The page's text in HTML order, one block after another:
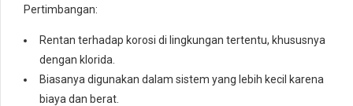
Pertimbangan:
Rentan terhadap korosi di lingkungan tertentu, khususnya
dengan klorida.
Biasanya digunakan dalam sistem yang lebih kecil karena
biaya dan berat.